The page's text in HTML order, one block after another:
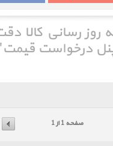
روز رسانی کالا
درخواست
صفحه 1 از 1